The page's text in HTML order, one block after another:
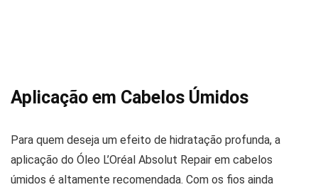
Aplicação em Cabelos Úmidos
Para quem deseja um efeito de hidratação profunda, a
aplicação do Óleo L’Oréal Absolut Repair em cabelos
úmidos é altamente recomendada. Com os fios ainda